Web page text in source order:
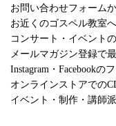
お問い合わせフォーム
お近くのゴスペル教室
コンサート・イベント
メールマガジン登録で
Instagram・Facebookの
オンラインストアでの
イベント・制作・講師